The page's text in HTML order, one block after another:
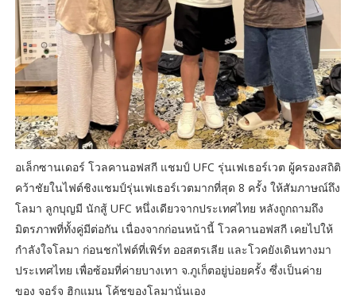
อเล็กซานเดอร์ โวลคานอฟสกี แชมป์ UFC รุ่นเฟเธอร์เวต ผู้ครองสถิติ
คว้าชัยในไฟต์ชิงแชมป์รุ่นเฟเธอร์เวตมากที่สุด 8 ครั้ง ให้สัมภาษณ์ถึง
โลมา ลูกบุญมี นักสู้ UFC หนึ่งเดียวจากประเทศไทย หลังถูกถามถึง
มิตรภาพที่ทั้งคู่มีต่อกัน เนื่องจากก่อนหน้านี้ โวลคานอฟสกี เคยไปให้
กำลังใจโลมา ก่อนชกไฟต์ที่เพิร์ท ออสตรเลีย และโวคยังเดินทางมา
ประเทศไทย เพื่อซ้อมที่ค่ายบางเทา จ.ภูเก็ตอยู่บ่อยครั้ง ซึ่งเป็นค่าย
ของ จอร์จ ฮิกแมน โค้ชของโลมานั่นเอง